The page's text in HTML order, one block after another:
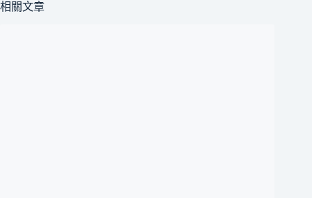
相關文章